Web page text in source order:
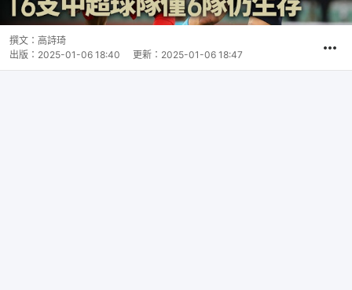
撰文： 高詩琦
出版： 2025-01-06 18:40 更新： 2025-01-06 18:47